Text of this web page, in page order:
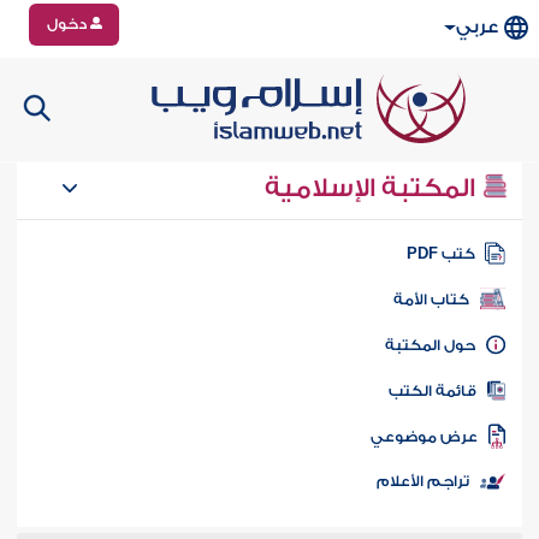
عربي دخول
المكتبة الإسلامية
كتب PDF
كتاب الأمة
المكتبة
الكتب
موضوعي